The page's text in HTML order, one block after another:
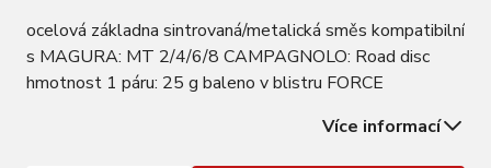
ocelová základna sintrovaná/metalická směs kompatibilní
s MAGURA: MT 2/4/6/8 CAMPAGNOLO: Road disc
hmotnost 1 páru: 25 g baleno v blistru FORCE
Více informací